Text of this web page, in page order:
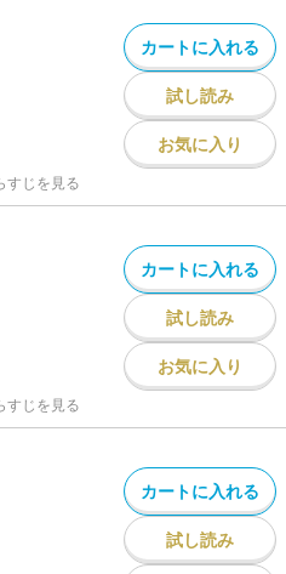
カートに入れる
試し読み
お気に入り
すじを見る
カートに入れる
試し読み
お気に入り
すじを見る
カートに入れる
試し読み